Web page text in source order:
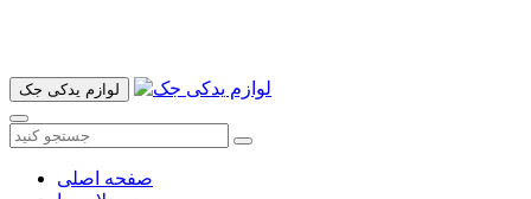
لوازم یدکی جک
صفحه اصلی